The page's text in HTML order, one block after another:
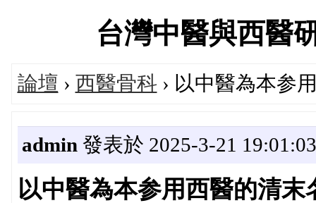
台灣中醫與西醫
論壇 › 西醫骨科 › 以中醫為本参
admin 發表於 2025-3-21 19:01:03
以中醫為本参用西醫的清末